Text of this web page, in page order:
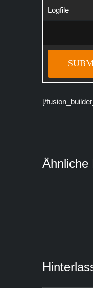
Logfile
[/
Ähnliche